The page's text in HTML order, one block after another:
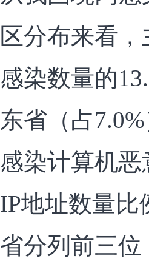
区分布来看
感染数量的
东省（占
感染计算机
IP地址数量比
省分列前三